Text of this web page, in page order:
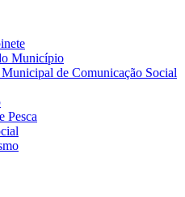
Município
de Comunicação Social
Pesca